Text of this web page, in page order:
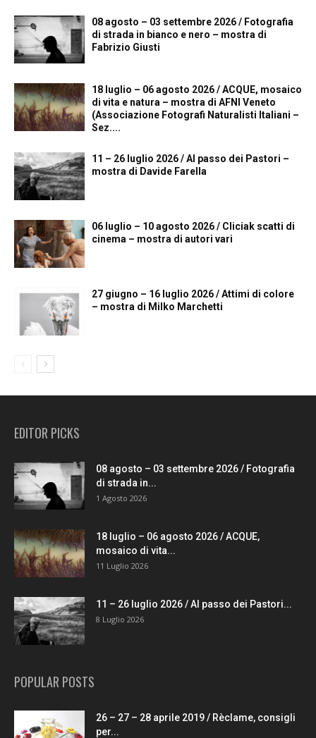
08 agosto – 03 settembre 2026 / Fotografia
di strada in bianco e nero – mostra di
Fabrizio Giusti
18 luglio – 06 agosto 2026 / ACQUE, mosaico
di vita e natura – mostra di AFNI Veneto
(Associazione Fotografi Naturalisti Italiani –
Sez....
11 – 26 luglio 2026 / Al passo dei Pastori –
mostra di Davide Farella
06 luglio – 10 agosto 2026 / Cliciak scatti di
cinema – mostra di autori vari
27 giugno – 16 luglio 2026 / Attimi di colore
– mostra di Milko Marchetti
EDITOR PICKS
08 agosto – 03 settembre 2026 / Fotografia
di strada in...
1 Agosto 2026
18 luglio – 06 agosto 2026 / ACQUE,
mosaico di vita...
11 Luglio 2026
11 – 26 luglio 2026 / Al passo dei Pastori...
8 Luglio 2026
POPULAR POSTS
26 – 27 – 28 aprile 2019 / Rèclame, consigli
per...